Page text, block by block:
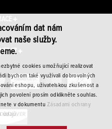
dat nám
naše služby.
cookies umožňující realizovat
bychom také využívali dobrovolných
eshopu, uživatelskou zkušenost a
povolení prosím odklikněte souhlas.
v dokumentuZásadami ochrany
údajů.